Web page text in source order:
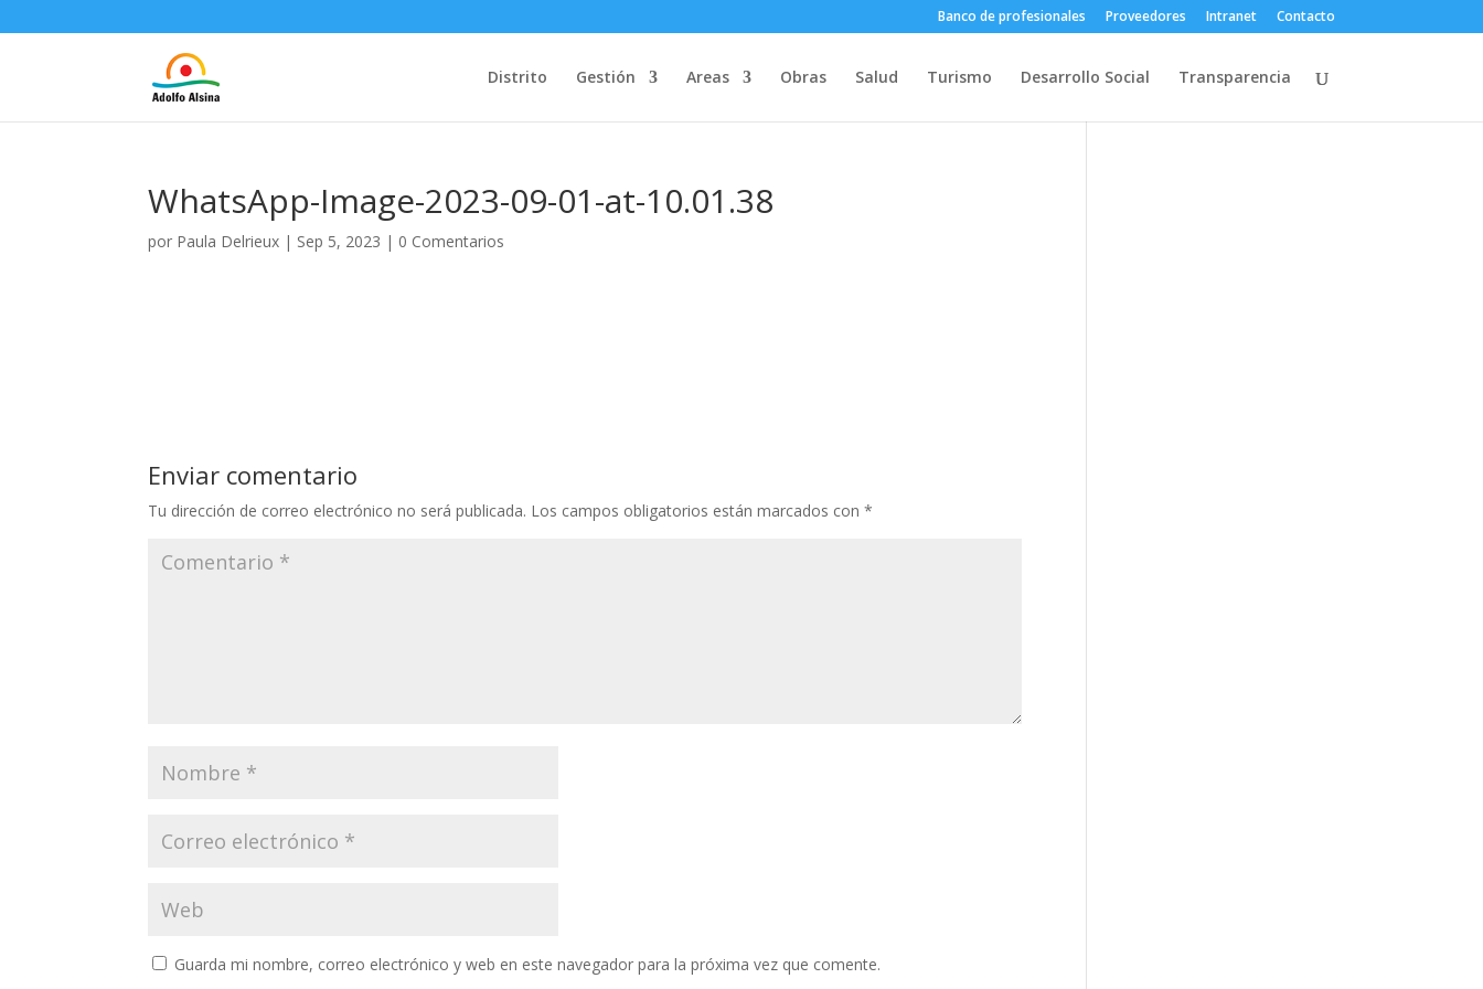
Banco de profesionales Proveedores Intranet Contacto
Distrito Gestión Areas Obras Salud Turismo Desarrollo Social Transparencia
WhatsApp-Image-2023-09-01-at-10.01.38
por Paula Delrieux | Sep 5, 2023 | 0 Comentarios
Enviar comentario
Tu dirección de correo electrónico no será publicada. Los campos obligatorios están marcados con*
Guarda mi nombre, correo electrónico y web en este navegador para la próxima vez que comente.